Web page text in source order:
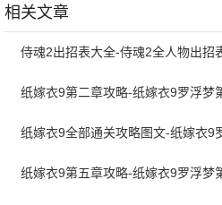
相关文章
侍魂2出招表大全-侍魂2全人物出招
纸嫁衣9第二章攻略-纸嫁衣9罗浮梦
纸嫁衣9第五章攻略-纸嫁衣9罗浮梦